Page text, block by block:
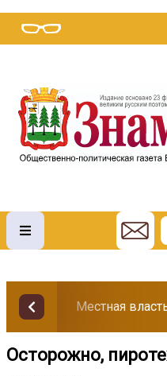
Местная
Осторожно,